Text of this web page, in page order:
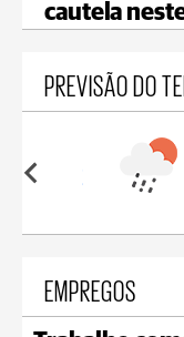
cautela
PREVISÃO DO
18°C
EMPREGOS